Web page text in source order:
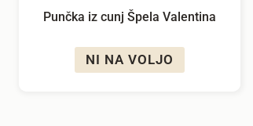
Punčka iz cunj Špela Valentina
NI NA VOLJO